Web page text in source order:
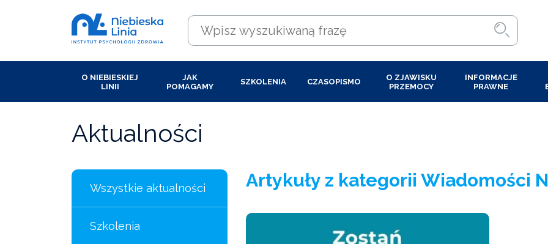
O NIEBIESKIEJ
LINII
JAK
POMAGAMY
SZKOLENIA CZASOPISMO
O ZJAWISKU
PRZEMOCY
INFORMACJE
PRAWNE
Aktualności
Wszystkie aktualności
Szkolenia
Artykuły z kategorii Wiadomości